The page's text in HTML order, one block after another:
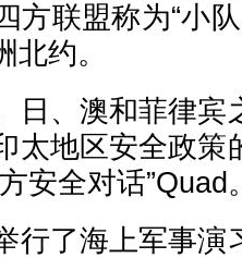
方联盟称为“小
约。
日、澳和菲律宾
太地区安全政策
安全对话”Quad
行了海上军事演